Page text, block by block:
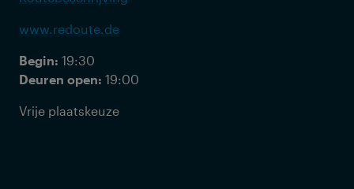
www.redoute.de
Begin: 19:30
Deuren open: 19:00
Vrije plaatskeuze